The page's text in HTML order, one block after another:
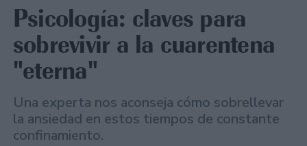
Psicología: claves para
sobrevivir a la cuarentena
"eterna"
Una experta nos aconseja cómo sobrellevar
la ansiedad en estos tiempos de constante
confinamiento.